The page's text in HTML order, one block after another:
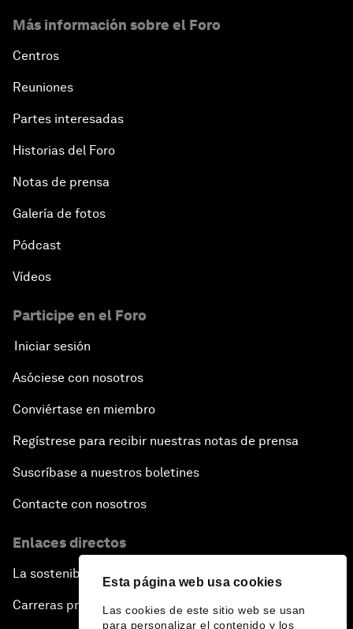
Esta página web usa cookies
Las cookies de este sitio web se usan
para personalizar el contenido y los
Más información sobre el Foro
Centros
Reuniones
Partes interesadas
Historias del Foro
Notas de prensa
Galería de fotos
Pódcast
Vídeos
Participe en el Foro
Iniciar sesión
Asóciese con nosotros
Conviértase en miembro
Regístrese para recibir nuestras notas de prensa
Suscríbase a nuestros boletines
Contacte con nosotros
Enlaces directos
La sostenibilidad en el Foro
Carreras profesionales